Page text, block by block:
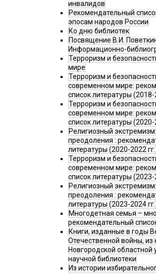
инвалидов
Рекомендательный
эпосам народов России
Ко дню библиотек
Посвящение В.И.
Информационно-
Терроризм и
мире
Терроризм и
современном мире:
список литературы (2018-
Терроризм и
современном мире:
список литературы (2020-
Религиозный
преодоления :
литературы (2020-2022
Терроризм и
современном мире:
список литературы (2023-
Религиозный
преодоления :
литературы (2023-2024
Многодетная семья –
рекомендательный
Книги, изданные в годы
Отечественной войны,
Новгородской областной
научной библиотеки
Из истории